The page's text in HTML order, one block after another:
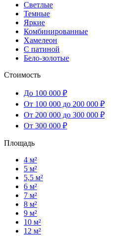
Светлые
Темные
Яркие
Комбинированные
Хамелеон
С патиной
Бело-золотые
Стоимость
До 100 000 ₽
От 100 000 до 200 000 ₽
От 200 000 до 300 000 ₽
От 300 000 ₽
Площадь
4 м²
5 м²
5,5 м²
6 м²
7 м²
8 м²
9 м²
10 м²
12 м²